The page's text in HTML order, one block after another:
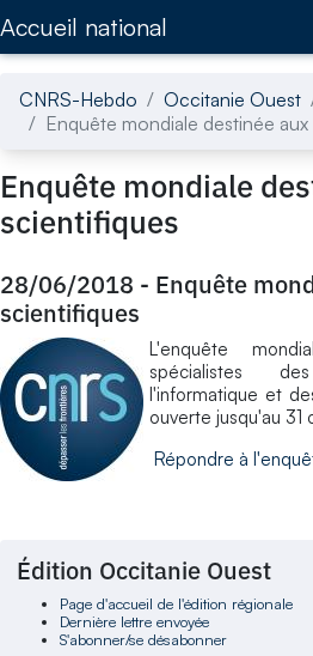
Accueil national
CNRS-Hebdo Occitanie Ouest
Enquête mondiale destinée
Enquête mondiale
scientifiques
28/06/2018 - Enquête
scientifiques
L'enquête
spécialistes
l'informatique et
ouverte jusqu'au
Répondre à
Édition Occitanie Ouest
Page d'accueil de l'édition régionale
Dernière lettre envoyée
S'abonner/se désabonner